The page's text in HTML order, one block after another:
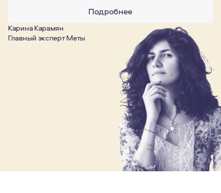
Подробнее
Карина Карамян
Главный эксперт Меты